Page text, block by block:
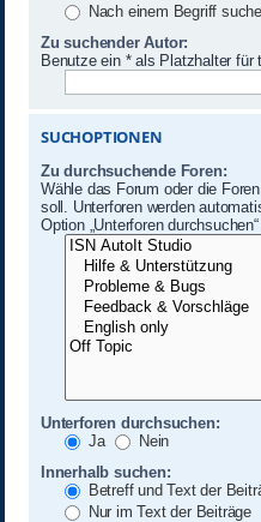
Nach einem Begriff
Zu suchender Autor:
Benutze ein * als Platzhalter für
SUCHOPTIONEN
Zu durchsuchende Foren:
Wähle das Forum oder die
soll. Unterforen werden
Option „Unterforen
Unterforen durchsuchen:
Ja
Nein
Innerhalb suchen:
Betreff und Text der
Nur im Text der Beiträge